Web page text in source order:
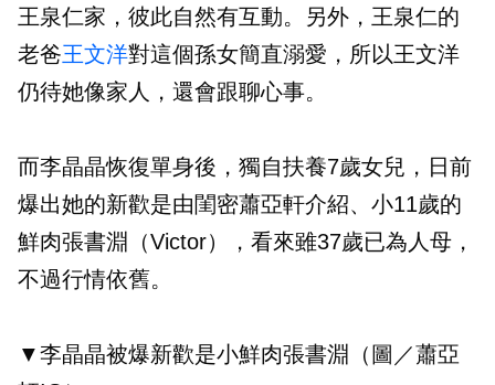
王泉仁家，彼此自然有互動。另外，王泉仁的
老爸王文洋對這個孫女簡直溺愛，所以王文洋
仍待她像家人，還會跟聊心事。
而李晶晶恢復單身後，獨自扶養7歲女兒，日前
爆出她的新歡是由閨密蕭亞軒介紹、小11歲的
鮮肉張書淵（Victor），看來雖37歲已為人母，
不過行情依舊。
▼李晶晶被爆新歡是小鮮肉張書淵（圖／蕭亞